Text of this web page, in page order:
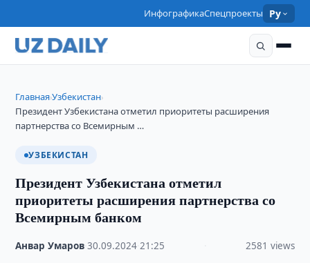
ИнфографикаСпецпроекты Ру
Главная›Узбекистан›
Президент Узбекистана отметил приоритеты расширения
партнерства со Всемирным …
УЗБЕКИСТАН
Президент Узбекистана отметил
приоритеты расширения партнерства со
Всемирным банком
Анвар Умаров ·30.09.2024 ·21:25 2581 views